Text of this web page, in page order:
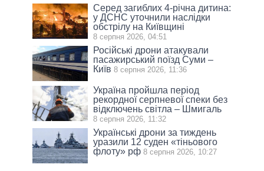
Серед загиблих 4-річна дитина:
у ДСНС уточнили наслідки
обстрілу на Київщині
8 серпня 2026, 04:51
Російські дрони атакували
пасажирський поїзд Суми –
Київ 8 серпня 2026, 11:36
Україна пройшла період
рекордної серпневої спеки без
відключень світла – Шмигаль
8 серпня 2026, 11:32
Українські дрони за тиждень
уразили 12 суден «тіньового
флоту» рф 8 серпня 2026, 10:27